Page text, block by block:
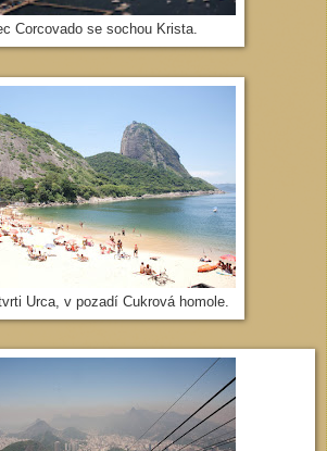
Corcovado se sochou Krista.
Urca, v pozadí Cukrová homole.